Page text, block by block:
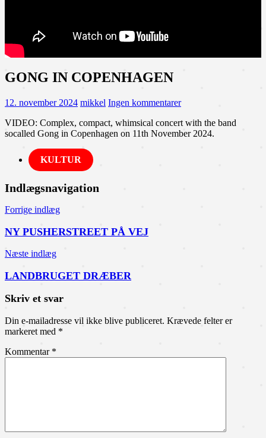
GONG IN COPENHAGEN
12. november 2024 mikkel Ingen kommentarer
VIDEO: Complex, compact, whimsical concert with the band
socalled Gong in Copenhagen on 11th November 2024.
KULTUR
Indlægsnavigation
Forrige indlæg
NY PUSHERSTREET PÅ VEJ
Næste indlæg
LANDBRUGET DRÆBER
Skriv et svar
Din e-mailadresse vil ikke blive publiceret. Krævede felter er
markeret med *
Kommentar *